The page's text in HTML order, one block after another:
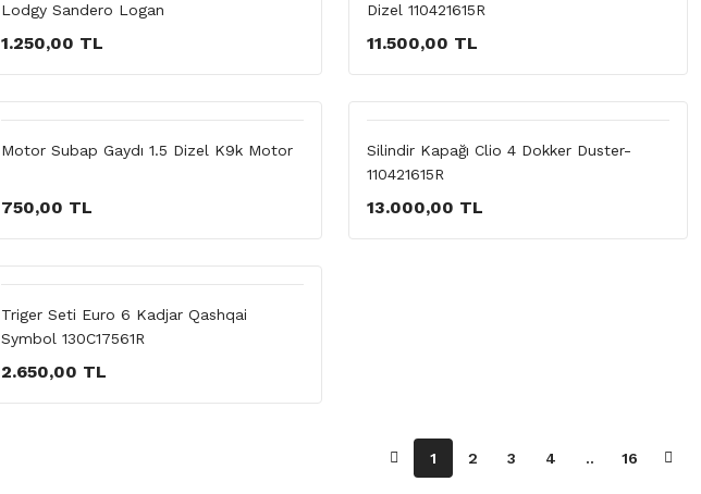
Lodgy Sandero Logan
1.250,00 TL
Dizel 110421615R
11.500,00 TL
Motor Subap Gaydı 1.5 Dizel K9k Motor
750,00 TL
Silindir Kapağı Clio 4 Dokker Duster-
110421615R
13.000,00 TL
Triger Seti Euro 6 Kadjar Qashqai
Symbol 130C17561R
2.650,00 TL
1 2 3 4 .. 16